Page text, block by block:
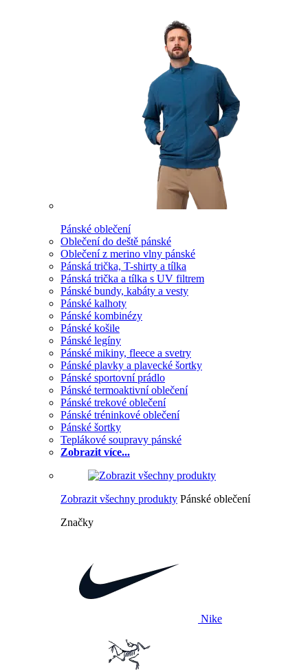
Pánské oblečení
Oblečení do deště pánské
Oblečení z merino vlny pánské
Pánská trička, T-shirty a tílka
Pánská trička a tílka s UV filtrem
Pánské bundy, kabáty a vesty
Pánské kalhoty
Pánské kombinézy
Pánské košile
Pánské legíny
Pánské mikiny, fleece a svetry
Pánské plavky a plavecké šortky
Pánské sportovní prádlo
Pánské termoaktivní oblečení
Pánské trekové oblečení
Pánské tréninkové oblečení
Pánské šortky
Teplákové soupravy pánské
Zobrazit více...
Zobrazit všechny produkty Pánské oblečení
Značky
Nike